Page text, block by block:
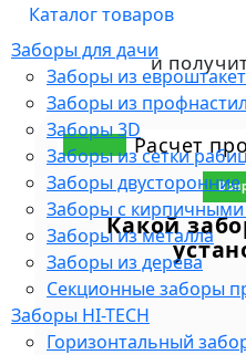
Полуарочные навесы
Односкатные
Двускатные навесы
Навесы из
Навесы из
Навесы из
Навесы
коньком
Навесы
Ворота
Откатные ворота
Распашные ворота
Каталог товаров
Заборы для дачи
Заборы из
Заборы из
Заборы 3D
Заборы из сетки
Заборы двусторонние
Заборы с
Заборы из металла
Заборы из дерева
Секционные заборы
Заборы HI-TECH
Горизонтальный
и
Расчет
Какой